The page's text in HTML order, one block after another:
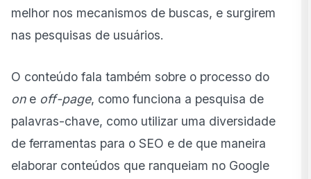
melhor nos mecanismos de buscas, e surgirem
nas pesquisas de usuários.
O conteúdo fala também sobre o processo do
one off-page, como funciona a pesquisa de
palavras-chave, como utilizar uma diversidade
de ferramentas para o SEO e de que maneira
elaborar conteúdos que ranqueiam no Google